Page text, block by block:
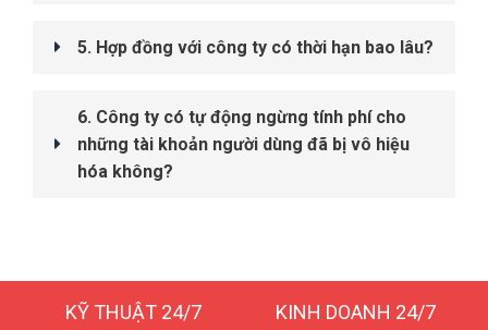
5. Hợp đồng với công ty có thời hạn bao lâu?
6. Công ty có tự động ngừng tính phí cho
những tài khoản người dùng đã bị vô hiệu
hóa không?
KỸ THUẬT 24/7 KINH DOANH 24/7